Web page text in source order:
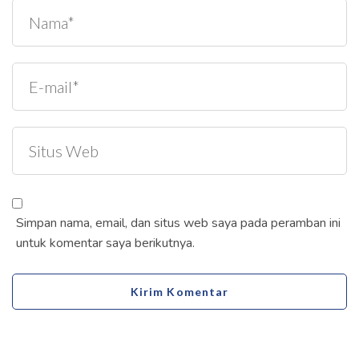
Simpan nama, email, dan situs web saya pada peramban ini
untuk komentar saya berikutnya.